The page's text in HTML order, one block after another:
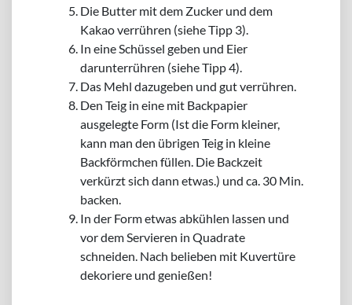
Die Butter mit dem Zucker und dem
Kakao verrühren (siehe Tipp 3).
In eine Schüssel geben und Eier
darunterrühren (siehe Tipp 4).
Das Mehl dazugeben und gut verrühren.
Den Teig in eine mit Backpapier
ausgelegte Form (Ist die Form kleiner,
kann man den übrigen Teig in kleine
Backförmchen füllen. Die Backzeit
verkürzt sich dann etwas.) und ca. 30 Min.
backen.
In der Form etwas abkühlen lassen und
vor dem Servieren in Quadrate
schneiden. Nach belieben mit Kuvertüre
dekoriere und genießen!